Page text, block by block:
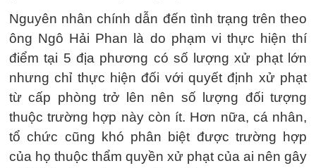
Nguyên nhân chính dẫn đến tình trạng trên theo
ông Ngô Hải Phan là do phạm vi thực hiện thí
điểm tại 5 địa phương có số lượng xử phạt lớn
nhưng chỉ thực hiện đối với quyết định xử phạt
từ cấp phòng trở lên nên số lượng đối tượng
thuộc trường hợp này còn ít. Hơn nữa, cá nhân,
tổ chức cũng khó phân biệt được trường hợp
của họ thuộc thẩm quyền xử phạt của ai nên gây